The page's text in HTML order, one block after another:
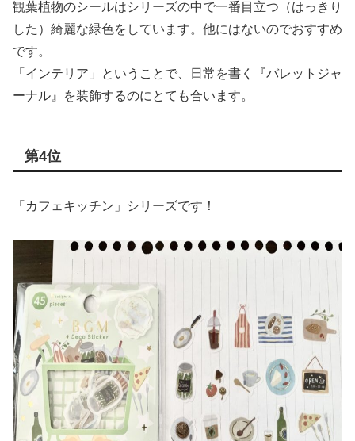
観葉植物のシールはシリーズの中で一番目立つ（はっきり
した）綺麗な緑色をしています。他にはないのでおすすめ
です。
「インテリア」ということで、日常を書く『バレットジャ
ーナル』を装飾するのにとても合います。
第4位
「カフェキッチン」シリーズです！